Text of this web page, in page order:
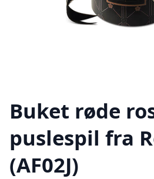
Buket røde
puslespil fra
(AF02J)